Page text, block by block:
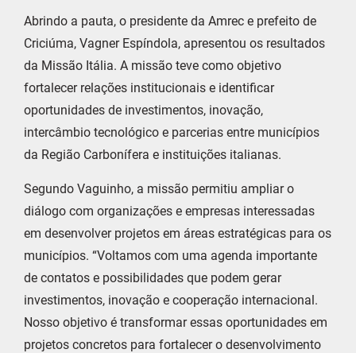
Abrindo a pauta, o presidente da Amrec e prefeito de
Criciúma, Vagner Espíndola, apresentou os resultados
da Missão Itália. A missão teve como objetivo
fortalecer relações institucionais e identificar
oportunidades de investimentos, inovação,
intercâmbio tecnológico e parcerias entre municípios
da Região Carbonífera e instituições italianas.
Segundo Vaguinho, a missão permitiu ampliar o
diálogo com organizações e empresas interessadas
em desenvolver projetos em áreas estratégicas para os
municípios. “Voltamos com uma agenda importante
de contatos e possibilidades que podem gerar
investimentos, inovação e cooperação internacional.
Nosso objetivo é transformar essas oportunidades em
projetos concretos para fortalecer o desenvolvimento